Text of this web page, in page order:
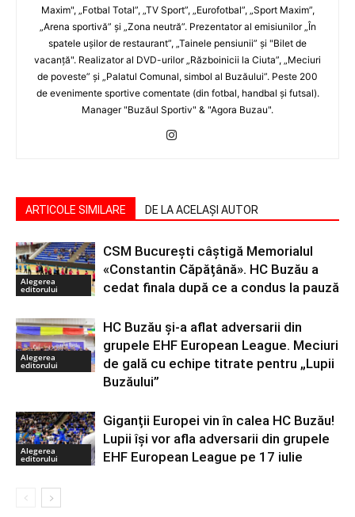
Maxim", „Fotbal Total”, „TV Sport”, „Eurofotbal”, „Sport Maxim”,
„Arena sportivă” şi „Zona neutră”. Prezentator al emisiunilor „În
spatele uşilor de restaurant”, „Tainele pensiunii” şi "Bilet de
vacanţă". Realizator al DVD-urilor „Războinicii la Ciuta”, „Meciuri
de poveste” şi „Palatul Comunal, simbol al Buzăului”. Peste 200
de evenimente sportive comentate (din fotbal, handbal şi futsal).
Manager "Buzăul Sportiv" & "Agora Buzau".
ARTICOLE SIMILARE DE LA ACELAȘI AUTOR
Alegerea
editorului
CSM București câștigă Memorialul
«Constantin Căpățână». HC Buzău a
cedat finala după ce a condus la pauză
Alegerea
editorului
HC Buzău și-a aflat adversarii din
grupele EHF European League. Meciuri
de gală cu echipe titrate pentru „Lupii
Buzăului”
Alegerea
editorului
Giganții Europei vin în calea HC Buzău!
Lupii își vor afla adversarii din grupele
EHF European League pe 17 iulie